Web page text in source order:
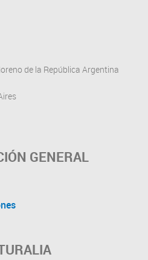
de la República Argentina
GENERAL